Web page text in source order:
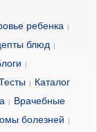
ребенка |
блюд |
|
|
Каталог
|
Врачебные
болезней |